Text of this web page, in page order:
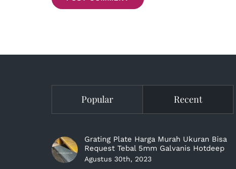
Popular Recent
Grating Plate Harga Murah Ukuran Bisa
Request Tebal 5mm Galvanis Hotdeep
Agustus 30th, 2023